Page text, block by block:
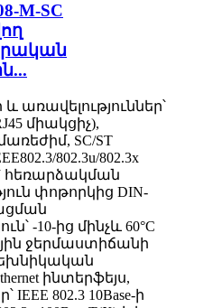
M-SC
առավելություններ՝
միակցիչ),
SC/ST
802.3u/802.3x
հեռարձակման
փոթորկից DIN-
-10-ից մինչև 60°C
ջերմաստիճանի
ինտերֆեյս,
802.3 10Base-ի